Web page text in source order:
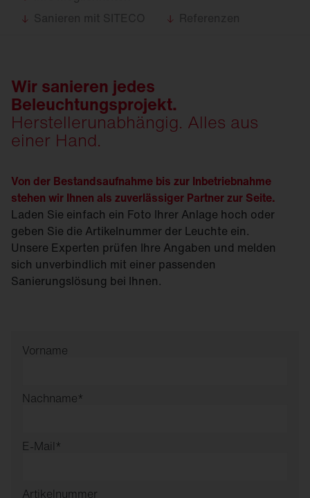
Sanieren mit SITECO
Referenzen
Wir sanieren jedes
Beleuchtungsprojekt.
Herstellerunabhängig. Alles aus
einer Hand.
Von der Bestandsaufnahme bis zur Inbetriebnahme
stehen wir Ihnen als zuverlässiger Partner zur Seite.
Laden Sie einfach ein Foto Ihrer Anlage hoch oder
geben Sie die Artikelnummer der Leuchte ein.
Unsere Experten prüfen Ihre Angaben und melden
sich unverbindlich mit einer passenden
Sanierungslösung bei Ihnen.
Vorname
Nachname*
E-Mail*
Artikelnummer